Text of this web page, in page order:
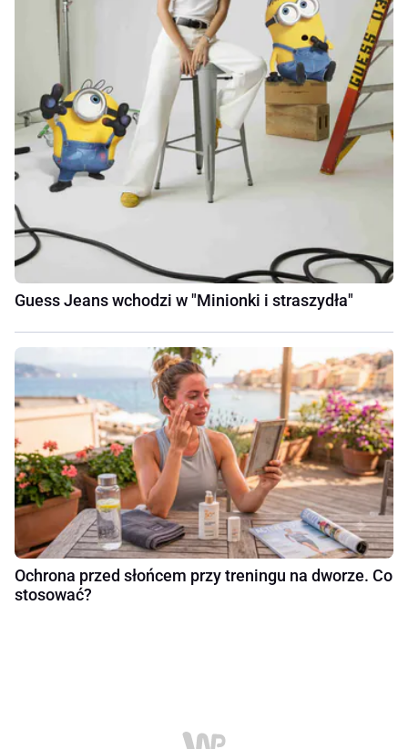
Guess Jeans wchodzi w "Minionki i straszydła"
Ochrona przed słońcem przy treningu na dworze. Co
stosować?